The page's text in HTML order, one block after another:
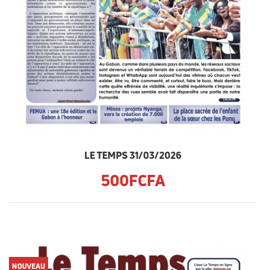
LE TEMPS 31/03/2026
500FCFA
NOUVEAU